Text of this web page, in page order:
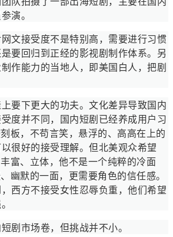
演。
文接受度不是特别高，需要进行习惯
要回归到正经的影视剧制作体系。另
作能力的当地人，即美国白人，把剧
要下更大的功夫。文化差异导致国内
度并不同，国内短剧已经养成用户习
板，不苟言笑，悬浮的、高高在上的
很好的接受理解。但北美观众希望
富、立体，他不是一个纯粹的冷面
幽默的一面，更需要角色的信任感。
西方不接受女性忍辱负重，他们希望
剧市场卷，但挑战并不小。